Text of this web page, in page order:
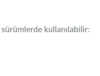
sürümlerde kullanılabilir: